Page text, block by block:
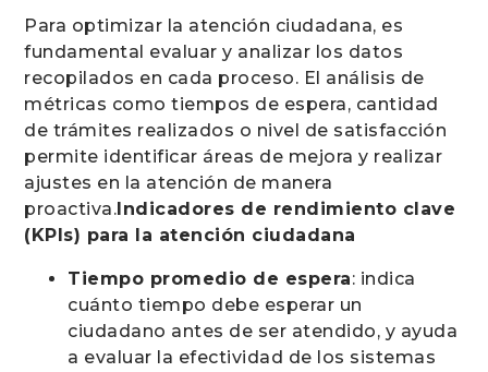
Para optimizar la atención ciudadana, es
fundamental evaluar y analizar los datos
recopilados en cada proceso. El análisis de
métricas como tiempos de espera, cantidad
de trámites realizados o nivel de satisfacción
permite identificar áreas de mejora y realizar
ajustes en la atención de manera
proactiva.Indicadores de rendimiento clave
(KPIs) para la atención ciudadana
Tiempo promedio de espera: indica
cuánto tiempo debe esperar un
ciudadano antes de ser atendido, y ayuda
a evaluar la efectividad de los sistemas